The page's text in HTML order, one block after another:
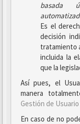
basada
Es el
decisión
tratamiento
incluida la
que la
Así pues, el
manera
Gestión de
En caso de no